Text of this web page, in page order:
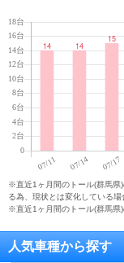
※直近1ヶ月間のトール(群馬県
る為、現状とは変化している場
※直近1ヶ月間のトール(群馬県
人気車種から探す